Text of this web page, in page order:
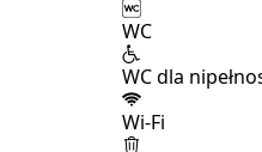
WC
WC dla
Wi-Fi